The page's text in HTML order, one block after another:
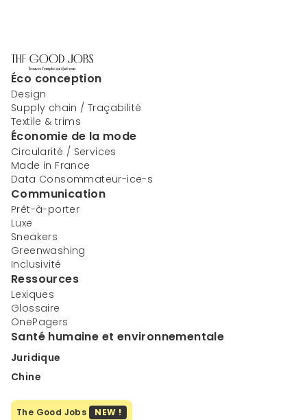
Éco conception
Design
Supply chain / Traçabilité
Textile & trims
Économie de la mode
Circularité / Services
Made in France
Data Consommateur-ice-s
Communication
Prêt-à-porter
Luxe
Sneakers
Greenwashing
Inclusivité
Ressources
Lexiques
Glossaire
OnePagers
Santé humaine et environnementale
Juridique
Chine
The Good Jobs NEW !